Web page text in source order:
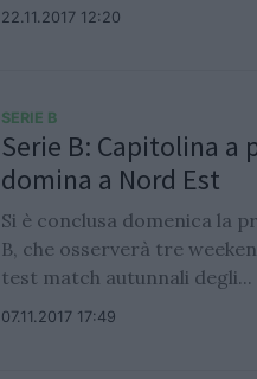
22.11.2017 12:20
SERIE B
Serie B: Capitolina a
domina a Nord Est
Si è conclusa domenica la
B, che osserverà tre
test match autunnali degli...
07.11.2017 17:49